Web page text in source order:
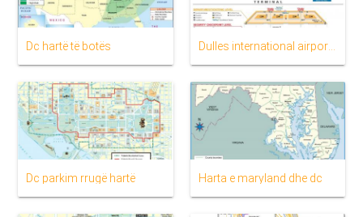
Dc hartë të botës Dulles international airport hartë
Dc parkim rrugë hartë Harta e maryland dhe dc